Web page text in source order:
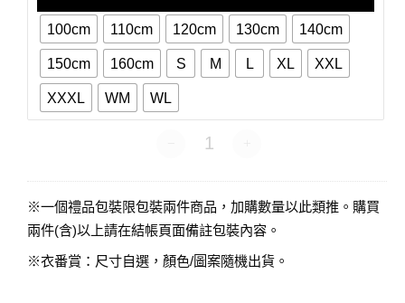
100cm 110cm 120cm 130cm 140cm
150cm 160cm S M L XL XXL
XXXL WM WL
衣番賞-短袖 數量
※一個禮品包裝限包裝兩件商品，加購數量以此類推。購買
兩件(含)以上請在結帳頁面備註包裝內容。
※衣番賞：尺寸自選，顏色/圖案隨機出貨。